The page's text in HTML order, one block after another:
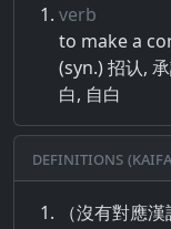
verb
to make a
(syn.) 招认,
白, 自白
Definitions
（沒有對應漢